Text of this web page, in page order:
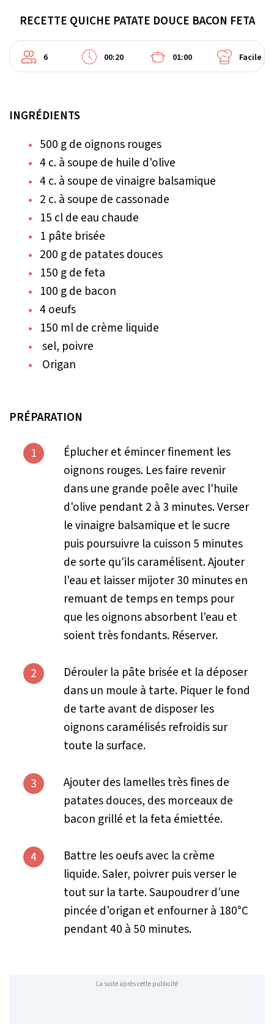
RECETTE QUICHE PATATE DOUCE BACON FETA
6 00:20 01:00 Facile
INGRÉDIENTS
500 g de oignons rouges
4 c. à soupe de huile d'olive
4 c. à soupe de vinaigre balsamique
2 c. à soupe de cassonade
15 cl de eau chaude
1 pâte brisée
200 g de patates douces
150 g de feta
100 g de bacon
4 oeufs
150 ml de crème liquide
sel, poivre
Origan
PRÉPARATION
1
Éplucher et émincer finement les
oignons rouges. Les faire revenir
dans une grande poêle avec l'huile
d'olive pendant 2 à 3 minutes. Verser
le vinaigre balsamique et le sucre
puis poursuivre la cuisson 5 minutes
de sorte qu'ils caramélisent. Ajouter
l'eau et laisser mijoter 30 minutes en
remuant de temps en temps pour
que les oignons absorbent l'eau et
soient très fondants. Réserver.
2
Dérouler la pâte brisée et la déposer
dans un moule à tarte. Piquer le fond
de tarte avant de disposer les
oignons caramélisés refroidis sur
toute la surface.
3
Ajouter des lamelles très fines de
patates douces, des morceaux de
bacon grillé et la feta émiettée.
4
Battre les oeufs avec la crème
liquide. Saler, poivrer puis verser le
tout sur la tarte. Saupoudrer d'une
pincée d'origan et enfourner à 180°C
pendant 40 à 50 minutes.
La suite après cette publicité